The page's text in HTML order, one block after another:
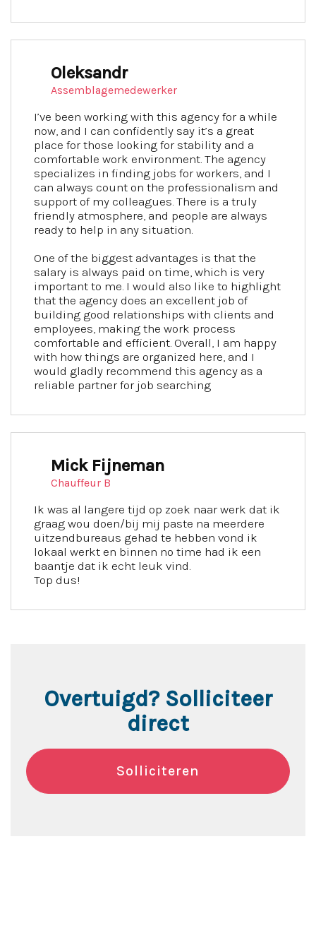
Oleksandr
Assemblagemedewerker
I’ve been working with this agency for a while
now, and I can confidently say it’s a great
place for those looking for stability and a
comfortable work environment. The agency
specializes in finding jobs for workers, and I
can always count on the professionalism and
support of my colleagues. There is a truly
friendly atmosphere, and people are always
ready to help in any situation.
One of the biggest advantages is that the
salary is always paid on time, which is very
important to me. I would also like to highlight
that the agency does an excellent job of
building good relationships with clients and
employees, making the work process
comfortable and efficient. Overall, I am happy
with how things are organized here, and I
would gladly recommend this agency as a
reliable partner for job searching
Mick Fijneman
Chauffeur B
Ik was al langere tijd op zoek naar werk dat ik
graag wou doen/bij mij paste na meerdere
uitzendbureaus gehad te hebben vond ik
lokaal werkt en binnen no time had ik een
baantje dat ik echt leuk vind.
Top dus!
Overtuigd? Solliciteer
direct
Solliciteren